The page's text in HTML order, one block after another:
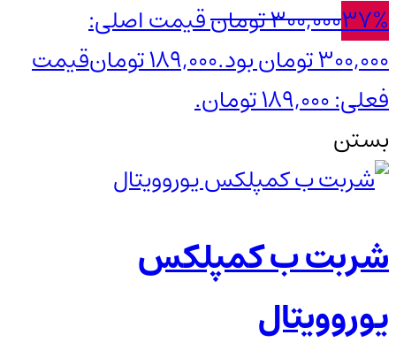
37%
300,000تومانقیمت اصلی:
300,000 تومان بود.
189,000تومانقیمت
فعلی: 189,000 تومان.
بستن
شربت ب کمپلکس
یوروویتال